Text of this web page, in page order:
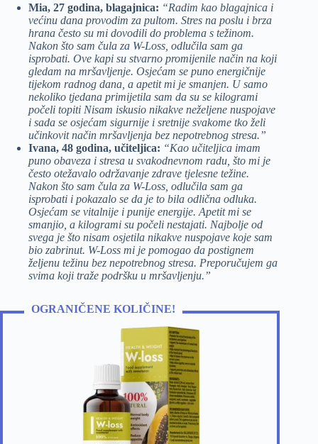
Mia, 27 godina, blagajnica: “Radim kao blagajnica i
većinu dana provodim za pultom. Stres na poslu i brza
hrana često su mi dovodili do problema s težinom.
Nakon što sam čula za W-Loss, odlučila sam ga
isprobati. Ove kapi su stvarno promijenile način na koji
gledam na mršavljenje. Osjećam se puno energičnije
tijekom radnog dana, a apetit mi je smanjen. U samo
nekoliko tjedana primijetila sam da su se kilogrami
počeli topiti Nisam iskusio nikakve neželjene nuspojave
i sada se osjećam sigurnije i sretnije svakome tko želi
učinkovit način mršavljenja bez nepotrebnog stresa.”
Ivana, 48 godina, učiteljica: “Kao učiteljica imam
puno obaveza i stresa u svakodnevnom radu, što mi je
često otežavalo održavanje zdrave tjelesne težine.
Nakon što sam čula za W-Loss, odlučila sam ga
isprobati i pokazalo se da je to bila odlična odluka.
Osjećam se vitalnije i punije energije. Apetit mi se
smanjio, a kilogrami su počeli nestajati. Najbolje od
svega je što nisam osjetila nikakve nuspojave koje sam
bio zabrinut. W-Loss mi je pomogao da postignem
željenu težinu bez nepotrebnog stresa. Preporučujem ga
svima koji traže podršku u mršavljenju.”
OGRANIČENE KOLIČINE!